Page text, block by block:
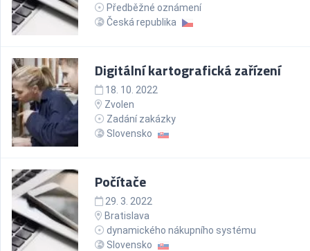
Předběžné oznámení
Česká republika
Digitální kartografická zařízení
18. 10. 2022
Zvolen
Zadání zakázky
Slovensko
Počítače
29. 3. 2022
Bratislava
dynamického nákupního systému
Slovensko